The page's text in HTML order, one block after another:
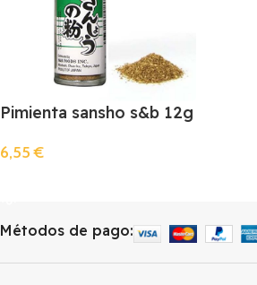
Pimienta sansho s&b 12g
6,55€
Métodos de pago: